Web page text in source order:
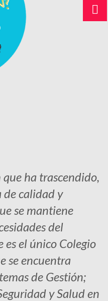
ha trascendido,
calidad y
se mantiene
del
el único Colegio
se encuentra
de Gestión;
y Salud en